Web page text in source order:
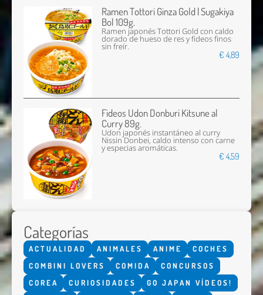
Ramen Tottori Ginza Gold | Sugakiya
Bol 109g.
Ramen japonés Tottori Gold con caldo
dorado de hueso de res y fideos finos
sin freír.
€ 4,89
Fideos Udon Donburi Kitsune al
Curry 89g.
Udon japonés instantáneo al curry
Nissin Donbei, caldo intenso con carne
y especias aromáticas.
€ 4,59
Categorías
ACTUALIDAD ANIMALES ANIME
COCHES
COMBINI LOVERS
COMIDA
CONCURSOS
COREA
CURIOSIDADES
GO JAPAN VÍDEOS!